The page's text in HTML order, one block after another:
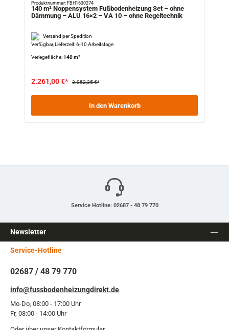
Produktnummer: FBH1630274
140 m² Noppensystem Fußbodenheizung Set – ohne
Dämmung – ALU 16×2 – VA 10 – ohne Regeltechnik
Versand per Spedition
Verfügbar, Lieferzeit: 6-10 Arbeitstage
Verlegefläche:140 m²
2.261,00 €* 3.052,35 €*
In den Warenkorb
Service Hotline: 02687 - 48 79 770
Newsletter
Service-Hotline
02687 / 48 79 770
info@fussbodenheizungdirekt.de
Mo-Do, 08:00 - 17:00 Uhr
Fr, 08:00 - 14:00 Uhr